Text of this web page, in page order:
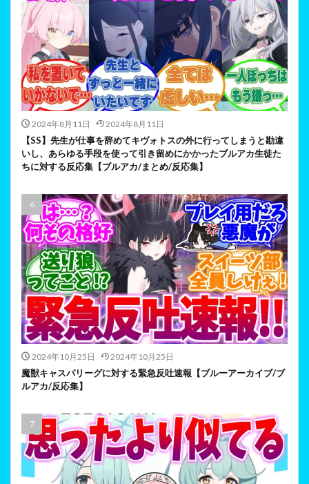
2024年8月11日 2024年8月11日
【SS】先生が仕事を辞めてキヴォトスの外に行ってしまうと勘違
いし、あらゆる手段を使って引き留めにかかったブルアカ生徒た
ちに対する反応集【ブルアカ/まとめ/反応集】
2024年10月25日 2024年10月25日
魔獣キャスパリーグに対する緊急反吐速報【ブルーアーカイブ/ブ
ルアカ/反応集】